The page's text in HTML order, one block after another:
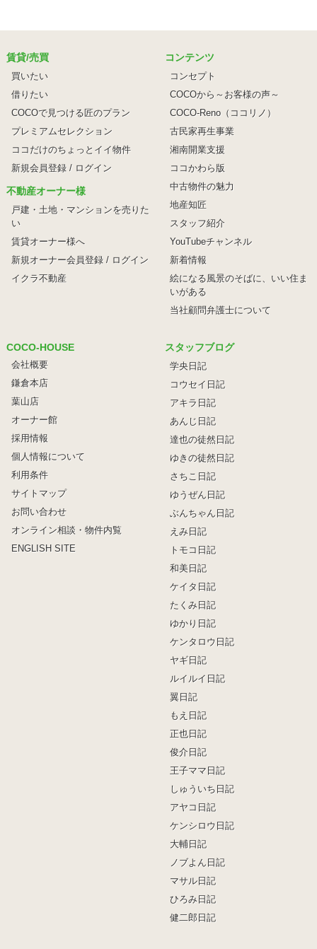
賃貸/売買
買いたい
借りたい
COCOで見つける匠のプラン
プレミアムセレクション
ココだけのちょっとイイ物件
新規会員登録 / ログイン
不動産オーナー様
戸建・土地・マンションを売りた
い
賃貸オーナー様へ
新規オーナー会員登録 / ログイン
イクラ不動産
コンテンツ
コンセプト
COCOから～お客様の声～
COCO-Reno（ココリノ）
古民家再生事業
湘南開業支援
ココかわら版
中古物件の魅力
地産知匠
スタッフ紹介
YouTubeチャンネル
新着情報
絵になる風景のそばに、 いい住ま
いがある
当社顧問弁護士について
COCO-HOUSE
会社概要
鎌倉本店
葉山店
オーナー館
採用情報
個人情報について
利用条件
サイトマップ
お問い合わせ
オンライン相談・物件内覧
ENGLISH SITE
スタッフブログ
学央日記
コウセイ日記
アキラ日記
あんじ日記
達也の徒然日記
ゆきの徒然日記
さちこ日記
ゆうぜん日記
ぶんちゃん日記
えみ日記
トモコ日記
和美日記
ケイタ日記
たくみ日記
ゆかり日記
ケンタロウ日記
ヤギ日記
ルイルイ日記
翼日記
もえ日記
正也日記
俊介日記
王子ママ日記
しゅういち日記
アヤコ日記
ケンシロウ日記
大輔日記
ノブよん日記
マサル日記
ひろみ日記
健二郎日記